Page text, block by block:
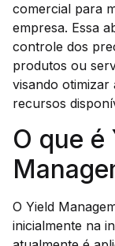
comercial para
empresa. Essa
controle dos
produtos ou
visando otimizar
recursos
O que é
O Yield
inicialmente na